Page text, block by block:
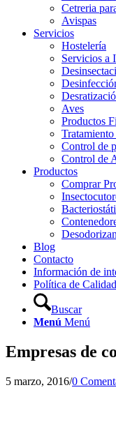
Cetreria
Avispas
Servicios
Hostelería
Servicios a
Aves
Productos
Tratamiento
Control de
Control de
Productos
Comprar
Blog
Contacto
Información de
Política de Calidad
Buscar
Menú Menú
Empresas de
5 marzo, 2016/0